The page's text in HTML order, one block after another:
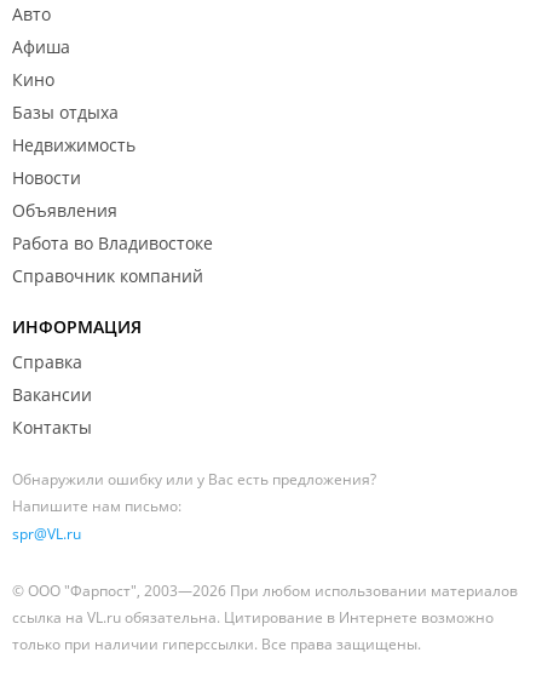
Авто
Афиша
Кино
Базы отдыха
Недвижимость
Новости
Объявления
Работа во Владивостоке
Справочник компаний
ИНФОРМАЦИЯ
Справка
Вакансии
Контакты
Обнаружили ошибку или у Вас есть предложения?
Напишите нам письмо:
spr@VL.ru
© ООО "Фарпост", 2003—2026 При любом использовании материалов
ссылка на VL.ru обязательна. Цитирование в Интернете возможно
только при наличии гиперссылки. Все права защищены.